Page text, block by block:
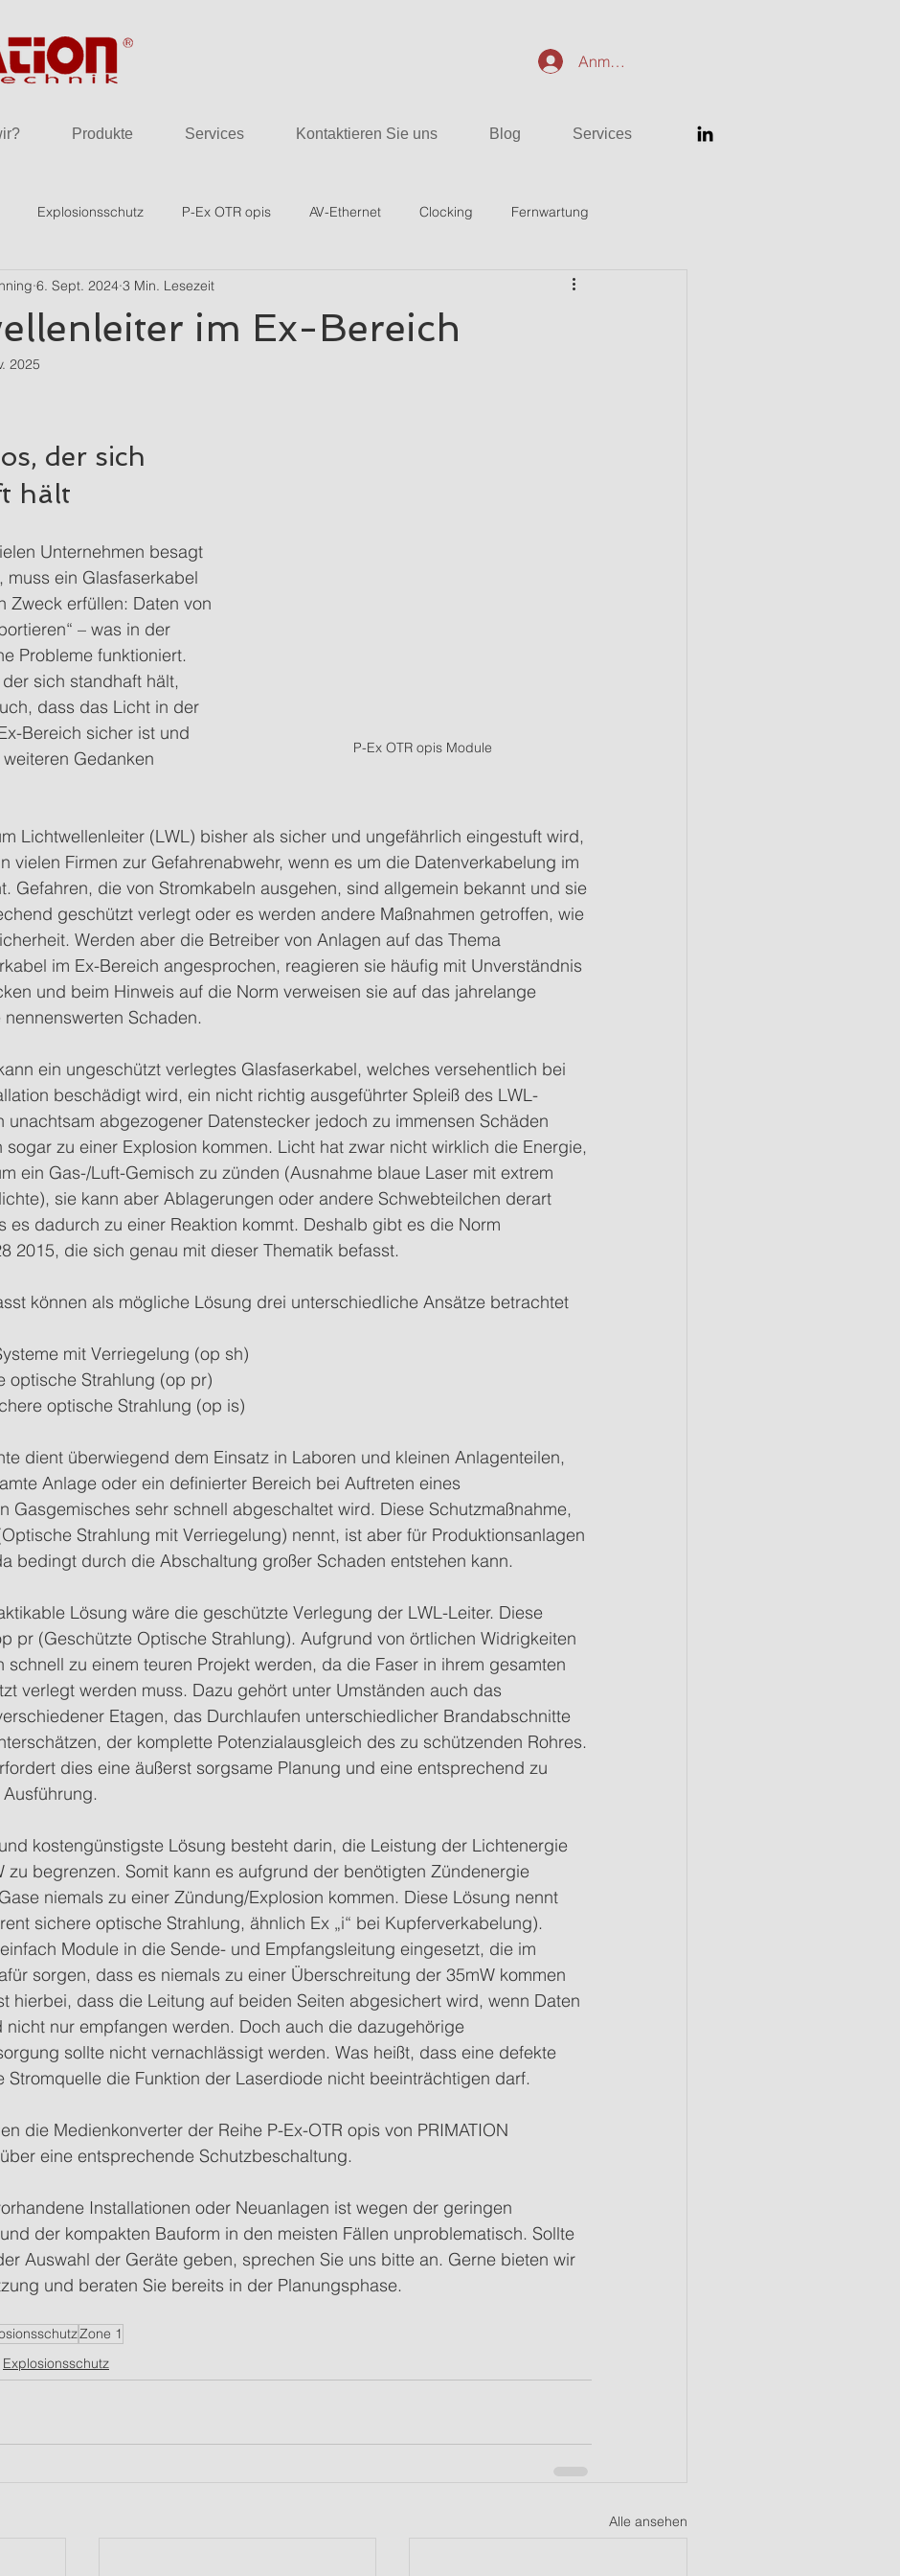
Anmelden
Produkte Services Kontaktieren Sie uns Blog Services
Explosionsschutz P-Ex OTR opis AV-Ethernet Clocking Fernwartung
im Ex-Bereich
6. Sept. 2024 3 Min. Lesezeit
2025
P-Ex OTR opis Module
der sich
hält
Unternehmen besagt
muss ein Glasfaserkabel
Zweck erfüllen: Daten von
– was in der
Probleme funktioniert.
sich standhaft hält,
dass das Licht in der
Bereich sicher ist und
Gedanken
Lichtwellenleiter (LWL) bisher als sicher und ungefährlich eingestuft wird,
vielen Firmen zur Gefahrenabwehr, wenn es um die Datenverkabelung im
Gefahren, die von Stromkabeln ausgehen, sind allgemein bekannt und sie
geschützt verlegt oder es werden andere Maßnahmen getroffen, wie
Werden aber die Betreiber von Anlagen auf das Thema
im Ex-Bereich angesprochen, reagieren sie häufig mit Unverständnis
und beim Hinweis auf die Norm verweisen sie auf das jahrelange
Schaden.
ein ungeschützt verlegtes Glasfaserkabel, welches versehentlich bei
beschädigt wird, ein nicht richtig ausgeführter Spleiß des LWL-
unachtsam abgezogener Datenstecker jedoch zu immensen Schäden
sogar zu einer Explosion kommen. Licht hat zwar nicht wirklich die Energie,
ein Gas-/Luft-Gemisch zu zünden (Ausnahme blaue Laser mit extrem
sie kann aber Ablagerungen oder andere Schwebteilchen derart
es dadurch zu einer Reaktion kommt. Deshalb gibt es die Norm
2015, die sich genau mit dieser Thematik befasst.
können als mögliche Lösung drei unterschiedliche Ansätze betrachtet
mit Verriegelung (op sh)
optische Strahlung (op pr)
optische Strahlung (op is)
dient überwiegend dem Einsatz in Laboren und kleinen Anlagenteilen,
Anlage oder ein definierter Bereich bei Auftreten eines
Gasgemisches sehr schnell abgeschaltet wird. Diese Schutzmaßnahme,
Strahlung mit Verriegelung) nennt, ist aber für Produktionsanlagen
bedingt durch die Abschaltung großer Schaden entstehen kann.
Lösung wäre die geschützte Verlegung der LWL-Leiter. Diese
pr (Geschützte Optische Strahlung). Aufgrund von örtlichen Widrigkeiten
schnell zu einem teuren Projekt werden, da die Faser in ihrem gesamten
verlegt werden muss. Dazu gehört unter Umständen auch das
Etagen, das Durchlaufen unterschiedlicher Brandabschnitte
der komplette Potenzialausgleich des zu schützenden Rohres.
dies eine äußerst sorgsame Planung und eine entsprechend zu
kostengünstigste Lösung besteht darin, die Leistung der Lichtenergie
zu begrenzen. Somit kann es aufgrund der benötigten Zündenergie
niemals zu einer Zündung/Explosion kommen. Diese Lösung nennt
sichere optische Strahlung, ähnlich Ex „i“ bei Kupferverkabelung).
Module in die Sende- und Empfangsleitung eingesetzt, die im
sorgen, dass es niemals zu einer Überschreitung der 35mW kommen
hierbei, dass die Leitung auf beiden Seiten abgesichert wird, wenn Daten
nicht nur empfangen werden. Doch auch die dazugehörige
sollte nicht vernachlässigt werden. Was heißt, dass eine defekte
Stromquelle die Funktion der Laserdiode nicht beeinträchtigen darf.
die Medienkonverter der Reihe P-Ex-OTR opis von PRIMATION
eine entsprechende Schutzbeschaltung.
Installationen oder Neuanlagen ist wegen der geringen
der kompakten Bauform in den meisten Fällen unproblematisch. Sollte
Auswahl der Geräte geben, sprechen Sie uns bitte an. Gerne bieten wir
und beraten Sie bereits in der Planungsphase.
Zone 1
Explosionsschutz
Alle ansehen